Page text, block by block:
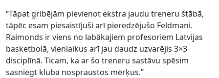
“Tāpat gribējām pievienot ekstra jaudu treneru štābā,
tāpēc esam piesaistījuši arī pieredzējušo Feldmani.
Raimonds ir viens no labākajiem profesoriem Latvijas
basketbolā, vienlaikus arī jau daudz uzvarējis 3×3
disciplīnā. Ticam, ka ar šo treneru sastāvu spēsim
sasniegt kluba nospraustos mērķus.”